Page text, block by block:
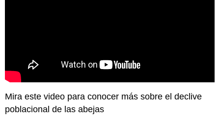
Mira este video para conocer más sobre el declive
poblacional de las abejas